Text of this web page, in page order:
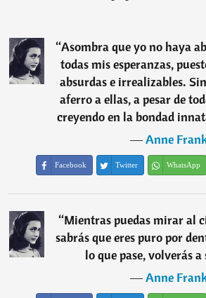
“Asombra que yo no haya
todas mis esperanzas,
absurdas e irrealizables.
aferro a ellas, a pesar de
creyendo en la bondad
―Anne
Facebook Twitter WhatsApp
“Mientras puedas mirar al
sabrás que eres puro por
lo que pase, volverás
―Anne